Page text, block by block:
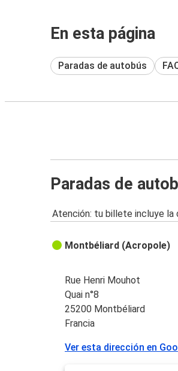
En esta página
Paradas de autobús
Paradas de
Atención: tu billete incluye la
Montbéliard (Acropole)
Rue Henri Mouhot
Quai n°8
25200 Montbéliard
Francia
Ver esta dirección en